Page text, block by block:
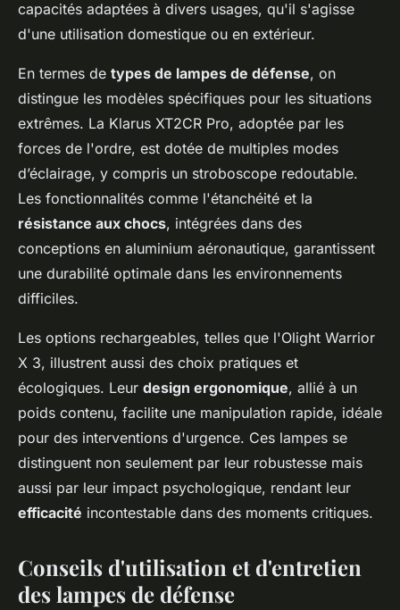
capacités adaptées à divers usages, qu'il s'agisse
d'une utilisation domestique ou en extérieur.
En termes de types de lampes de défense, on
distingue les modèles spécifiques pour les situations
extrêmes. La Klarus XT2CR Pro, adoptée par les
forces de l'ordre, est dotée de multiples modes
d’éclairage, y compris un stroboscope redoutable.
Les fonctionnalités comme l'étanchéité et la
résistance aux chocs, intégrées dans des
conceptions en aluminium aéronautique, garantissent
une durabilité optimale dans les environnements
difficiles.
Les options rechargeables, telles que l'Olight Warrior
X 3, illustrent aussi des choix pratiques et
écologiques. Leur design ergonomique, allié à un
poids contenu, facilite une manipulation rapide, idéale
pour des interventions d'urgence. Ces lampes se
distinguent non seulement par leur robustesse mais
aussi par leur impact psychologique, rendant leur
efficacité incontestable dans des moments critiques.
Conseils d'utilisation et d'entretien
des lampes de défense